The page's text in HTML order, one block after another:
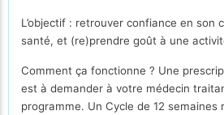
L’objectif : retrouver confiance en son
santé, et (re)prendre goût à une
Comment ça fonctionne ? Une
est à demander à votre médecin
programme. Un Cycle de 12 semaines